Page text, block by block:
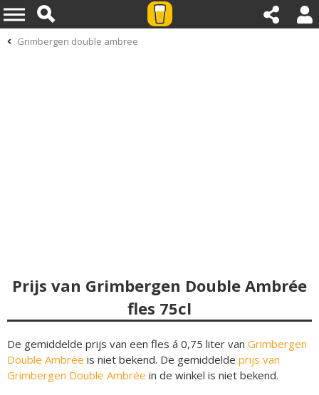
Grimbergen double ambree
Prijs van Grimbergen Double Ambrée
fles 75cl
De gemiddelde prijs van een fles á 0,75 liter van Grimbergen
Double Ambrée is niet bekend. De gemiddelde prijs van
Grimbergen Double Ambrée in de winkel is niet bekend.